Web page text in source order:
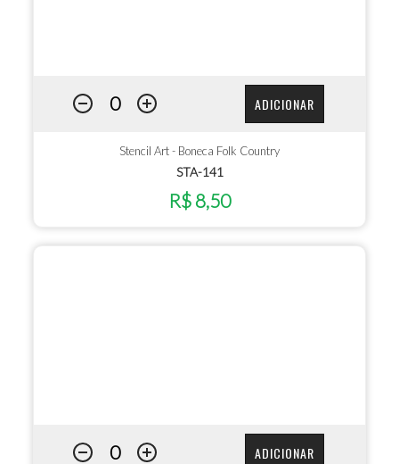
ADICIONAR
Stencil Art - Boneca Folk Country
STA-141
R$ 8,50
ADICIONAR